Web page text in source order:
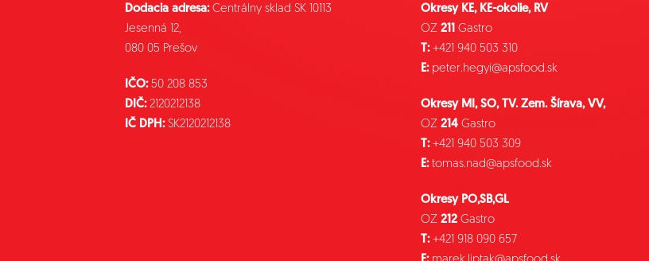
Dodacia adresa:Centrálny sklad SK 10113
Jesenná 12,
080 05 Prešov
IČO:50 208 853
DIČ:2120212138
IČ DPH:SK2120212138
Okresy KE, KE-okolie, RV
OZ 211Gastro
T:+421 940 503 310
E:peter.hegyi@apsfood.sk
Okresy MI, SO, TV. Zem. Šírava, VV,
OZ 214Gastro
T:+421 940 503 309
E:tomas.nad@apsfood.sk
Okresy PO,SB,GL
OZ 212Gastro
T: +421 918 090 657